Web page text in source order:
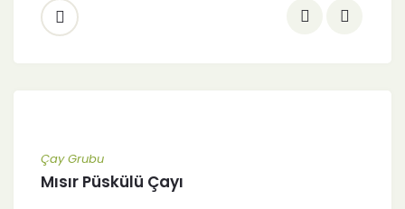
Çay Grubu
Mısır Püskülü Çayı